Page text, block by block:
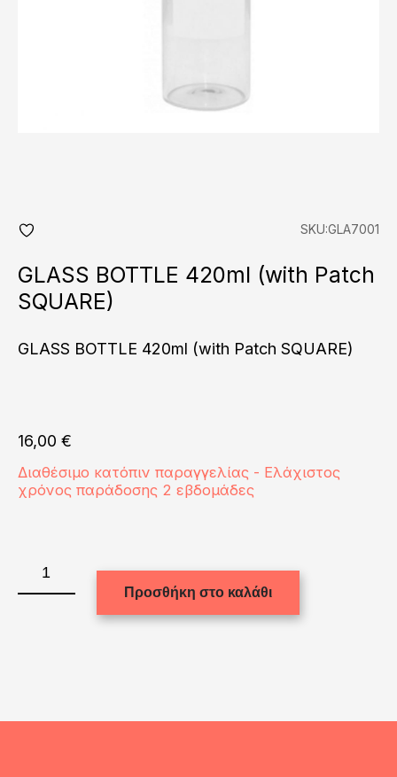
fav
SKU:GLA7001
GLASS BOTTLE 420ml (with Patch
SQUARE)
GLASS BOTTLE 420ml (with Patch SQUARE)
16,00 €
Διαθέσιμο κατόπιν παραγγελίας - Ελάχιστος
χρόνος παράδοσης 2 εβδομάδες
BOTTLE
420ml
Προσθήκη στο καλάθι